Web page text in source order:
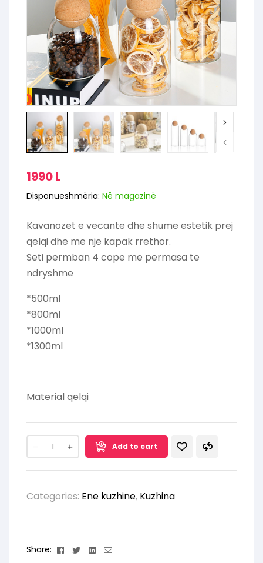
1990L
Disponueshmëria: Në magazinë
Kavanozet e vecante dhe shume estetik prej
qelqi dhe me nje kapak rrethor.
Seti permban 4 cope me permasa te
ndryshme
*500ml
*800ml
*1000ml
*1300ml
Material qelqi
Add to cart
Categories: Ene kuzhine, Kuzhina
Share: Facebook
TwitterLinkedin
Email